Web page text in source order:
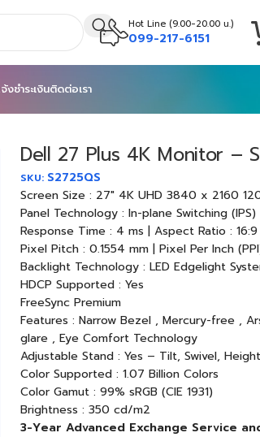
Hot Line (9.00-20.00 น.)
099-217-6151
งชำระเงินติดต่อเรา
Dell 27 Plus 4K Monitor –
SKU: S2725QS
Screen Size : 27″ 4K UHD 3840 x 2160
Panel Technology : In-plane Switching
Response Time : 4 ms | Aspect Ratio : 16:9
Pixel Pitch : 0.1554 mm | Pixel Per Inch
Backlight Technology : LED Edgelight
HDCP Supported : Yes
FreeSync Premium
Features : Narrow Bezel , Mercury-free ,
glare , Eye Comfort Technology
Adjustable Stand : Yes – Tilt, Swivel,
Color Supported : 1.07 Billion Colors
Color Gamut : 99% sRGB (CIE 1931)
Brightness : 350 cd/m2
3-Year Advanced Exchange Service